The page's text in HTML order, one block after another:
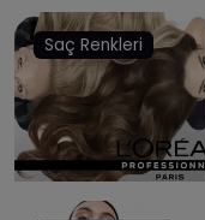
Saç Renkleri